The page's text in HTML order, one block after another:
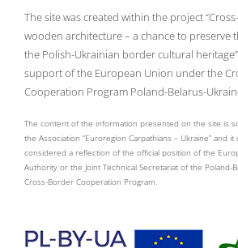
The site was created within the project
wooden architecture – a chance to preserve
the Polish-Ukrainian border cultural
support of the European Union under the
Cooperation Program Poland-Belarus-
The content of the information presented on the site is
the Association “Euroregion Carpathians – Ukraine” and it
considered a reflection of the official position of the
Authority or the Joint Technical Secretariat of the Poland-
Cross-Border Cooperation Program.